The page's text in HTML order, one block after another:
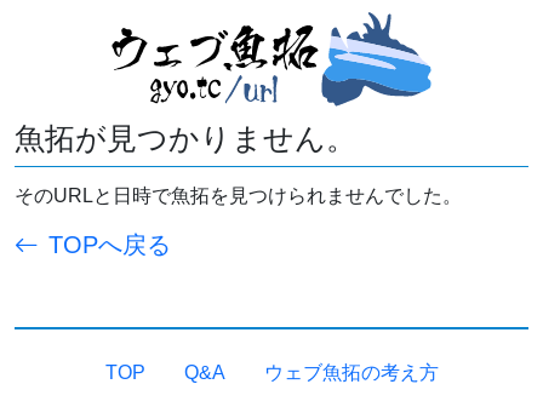
魚拓が見つかりません。
そのURLと日時で魚拓を見つけられませんでした。
TOPへ戻る
TOP Q&A ウェブ魚拓の考え方